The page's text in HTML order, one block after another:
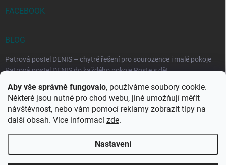
Aby vše správně fungovalo, používáme soubory cookie.
Některé jsou nutné pro chod webu, jiné umožňují měřit
návštěvnost, nebo vám pomocí reklamy zobrazit tipy na
další obsah. Více informací zde.
Nastavení
FACEBOOK
BLOG
Patrová postel DENIS – chytré řešení pro sourozence i malé pokoje
Patrová postel DENIS do každého pokoje Roste s dět...
Rozkládací postele RELAX – ideální řešení pro malé prostory i
každodenní spaní
Rozkládací postel, která se přizpůsobí vašemu živo...